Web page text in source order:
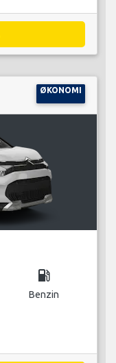
ØKONOMI
local_gas_station
Benzin